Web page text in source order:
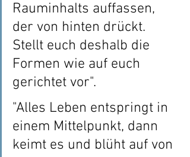
Rauminhalts auffassen,
der von hinten drückt.
Stellt euch deshalb die
Formen wie auf euch
gerichtet vor".
"Alles Leben entspringt in
einem Mittelpunkt, dann
keimt es und blüht auf von